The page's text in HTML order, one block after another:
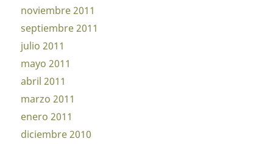
noviembre 2011
septiembre 2011
julio 2011
mayo 2011
abril 2011
marzo 2011
enero 2011
diciembre 2010